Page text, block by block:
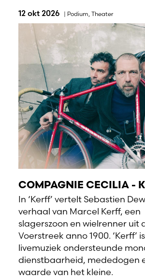
12 okt 2026 | Podium Theater
COMPAGNIE CECILIA -
In ‘Kerff’ vertelt Sebastien
verhaal van Marcel Kerff, een
slagerszoon en wielrenner uit
Voerstreek anno 1900. ‘Kerff’
livemuziek ondersteunde
dienstbaarheid, mededogen
waarde van het kleine.